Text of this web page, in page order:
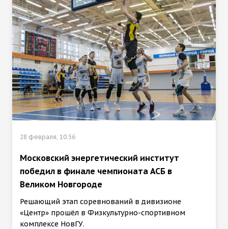
28 февраля, 10:56
Московский энергетический институт
победил в финале чемпионата АСБ в
Великом Новгороде
Решающий этап соревнований в дивизионе
«Центр» прошёл в Физкультурно-спортивном
комплексе НовГУ.